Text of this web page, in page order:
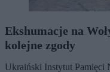
Ekshumacje na
kolejne zgody
Ukraiński Instytut Pamięci